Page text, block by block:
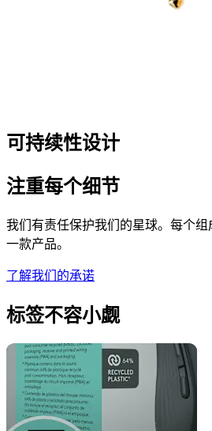
可持续性设计
注重每个细节
我们有责任保护我们的星球。每个
一款产品。
了解我们的承诺
标签不容小觑